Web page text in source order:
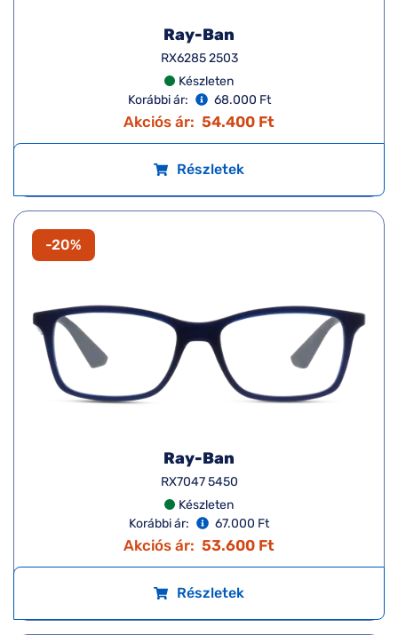
Ray-Ban
RX6285 2503
Készleten
Korábbi ár:
68.000 Ft
Akciós ár: 54.400 Ft
Részletek
-20%
Ray-Ban
RX7047 5450
Készleten
Korábbi ár:
67.000 Ft
Akciós ár: 53.600 Ft
Részletek